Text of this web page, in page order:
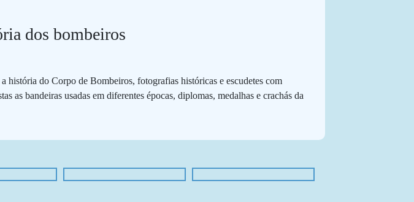
dos bombeiros
história do Corpo de Bombeiros, fotografias históricas e escudetes com
as bandeiras usadas em diferentes épocas, diplomas, medalhas e crachás da